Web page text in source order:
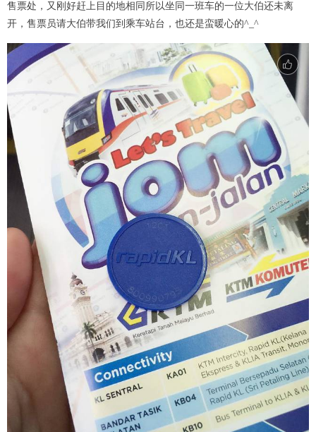
售票处，又刚好赶上目的地相同所以坐同一班车的一位大伯还未离
开，售票员请大伯带我们到乘车站台，也还是蛮暖心的^_^